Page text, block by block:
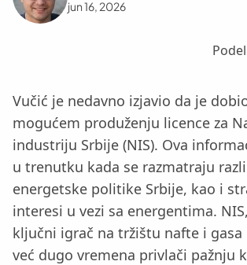
jun 16, 2026
Vučić je nedavno izjavio da je
mogućem produženju licence za
industriju Srbije (NIS). Ova
u trenutku kada se razmatraju
energetske politike Srbije, kao i
interesi u vezi sa energentima.
ključni igrač na tržištu nafte i gasa
već dugo vremena privlači pažnju